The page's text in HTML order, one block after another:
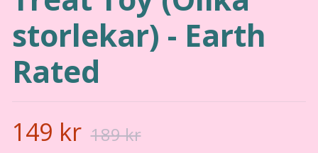
storlekar) - Earth
Rated
149 kr 189 kr